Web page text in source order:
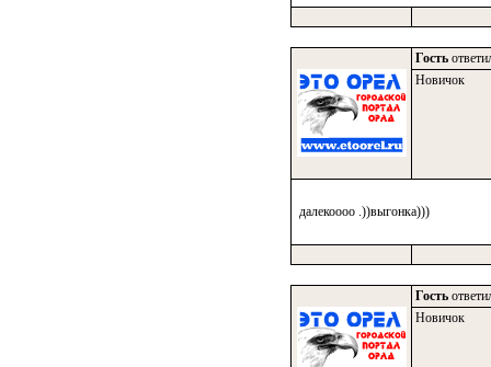
Гость
Новичок
далекоооо .))выгонка)))
Гость
Новичок